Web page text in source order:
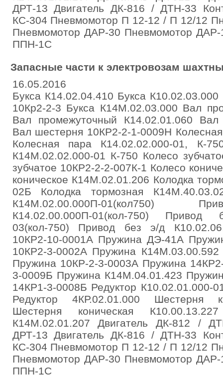
ДРТ-13 Двигатель ДК-816 / ДТН-33
КС-304 Пневмомотор П 12-12 / П 12/12
Пневмомотор ДАР-30 Пневмомотор
ППН-1С
Запасные части к электровозам
16.05.2016
Букса К14.02.04.410 Букса
10Кр2-2-3 Букса К14М.02.03.000 Вал
Вал промежуточный К14.02.01.060
Вал шестерня 10КР2-2-1-0009Н
Колесная пара К14.02.02.000-01, К-
К14М.02.02.000-01 К-750 Колесо
зубчатое 10КР2-2-2-007К-1 Колесо
коническое К14М.02.01.206 Колодка
02Б Колодка тормозная
К14М.02.00.000П-
К14.02.00.000П-01(кол-750)
03(кол-750) Привод без э/д
10КР2-10-0001А Пружина ДЭ-41А
10КР2-3-0002А Пружина
Пружина 10КР-2-3-0003А Пружина
3-0009Б Пружина К14М.04.01.423
14КР1-3-0008Б Редуктор К10.02.01.000-
Редуктор 4КР.02.01.000 Шестерня
Шестерня коническая
К14М.02.01.207 Двигатель ДК-812 /
ДРТ-13 Двигатель ДК-816 / ДТН-33
КС-304 Пневмомотор П 12-12 / П 12/12
Пневмомотор ДАР-30 Пневмомотор
ППН-1С